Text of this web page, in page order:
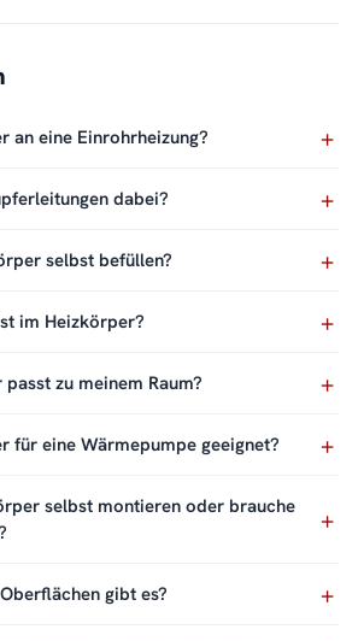
an eine Einrohrheizung?
dabei?
selbst befüllen?
im Heizkörper?
zu meinem Raum?
für eine Wärmepumpe geeignet?
selbst montieren oder brauche
gibt es?